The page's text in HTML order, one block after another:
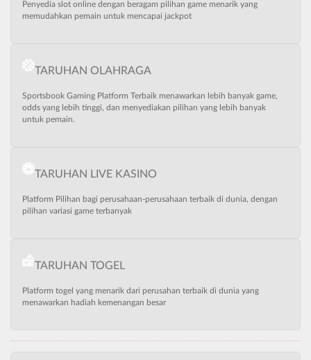
Penyedia slot online dengan beragam pilihan game menarik yang
memudahkan pemain untuk mencapai jackpot
TARUHAN OLAHRAGA
Sportsbook Gaming Platform Terbaik menawarkan lebih banyak game,
odds yang lebih tinggi, dan menyediakan pilihan yang lebih banyak
untuk pemain.
TARUHAN LIVE KASINO
Platform Pilihan bagi perusahaan-perusahaan terbaik di dunia, dengan
pilihan variasi game terbanyak
TARUHAN TOGEL
Platform togel yang menarik dari perusahan terbaik di dunia yang
menawarkan hadiah kemenangan besar